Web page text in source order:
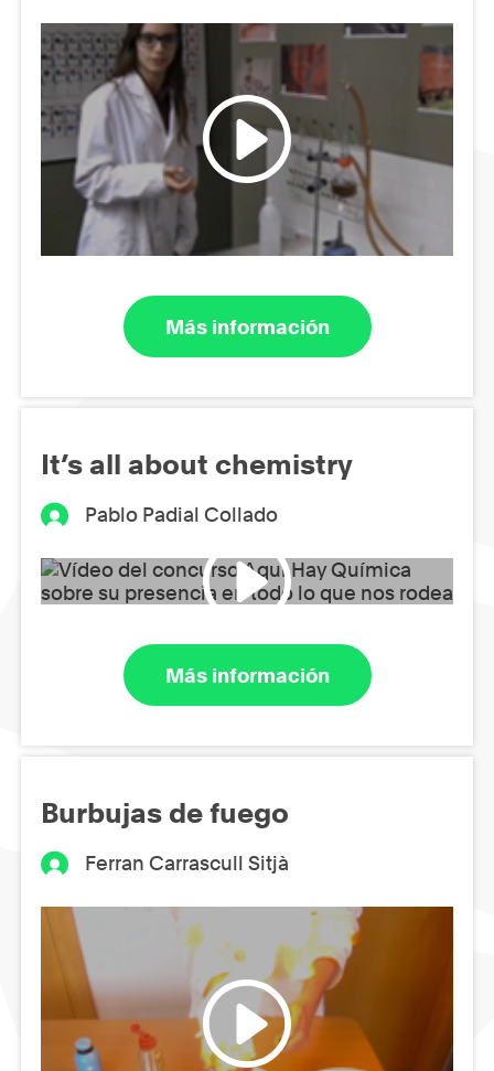
Más información
It’s all about chemistry
Pablo Padial Collado
Más información
Burbujas de fuego
Ferran Carrascull Sitjà